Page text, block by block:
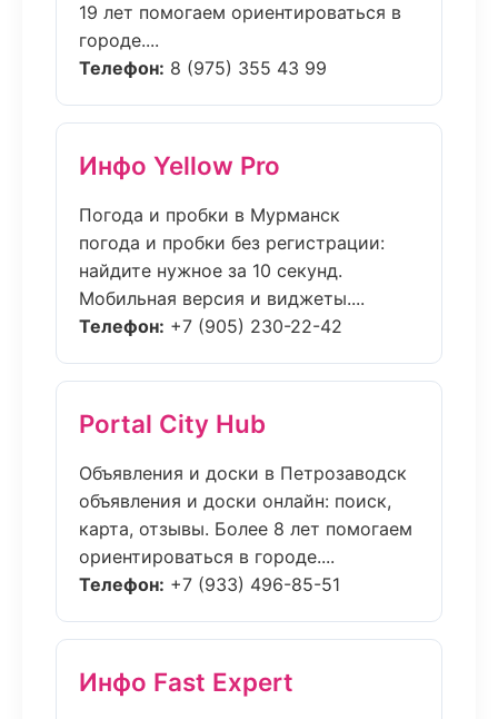
19 лет помогаем ориентироваться в
городе....
Телефон: 8 (975) 355 43 99
Инфо Yellow Pro
Погода и пробки в Мурманск
погода и пробки без регистрации:
найдите нужное за 10 секунд.
Мобильная версия и виджеты....
Телефон: +7 (905) 230-22-42
Portal City Hub
Объявления и доски в Петрозаводск
объявления и доски онлайн: поиск,
карта, отзывы. Более 8 лет помогаем
ориентироваться в городе....
Телефон: +7 (933) 496-85-51
Инфо Fast Expert